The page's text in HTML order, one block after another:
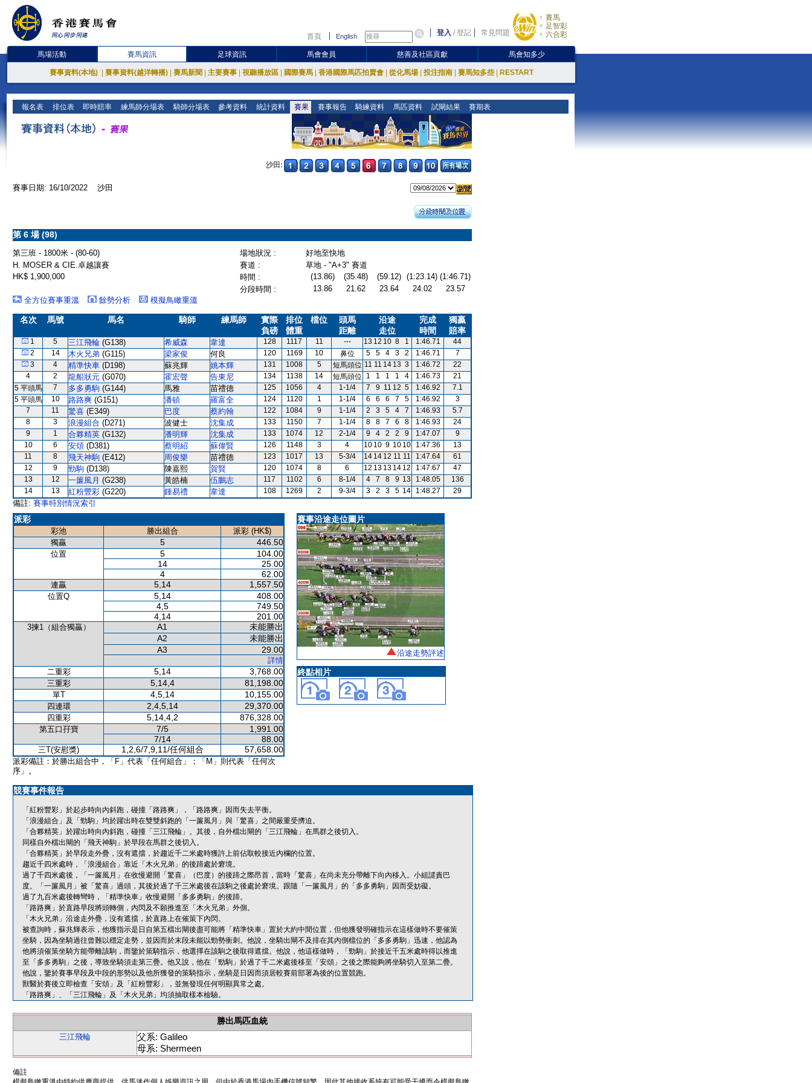
首頁 English 登入 /登記 常見問題
賽馬
足智彩
六合彩
馬場活動 賽馬資訊 足球資訊 馬會會員 慈善及社區貢獻 馬會知多少
賽事資料(本地) 賽事資料(越洋轉播) 賽馬新聞 主要賽事 視聽播放區 國際賽馬 香港國際馬匹拍賣會 從化馬場 投注指南 賽馬知多些 RESTART
報名表 排位表 即時賠率 練馬師分場表 騎師分場表 參考資料 統計資料 賽果 賽事報告 騎練資料 馬匹資料 試閘結果 賽期表
沙田:
賽事日期: 16/10/2022 沙田
第 6 場 (98)
第三班 - 1800米 - (80-60) 場地狀況 :
好地至快地
H. MOSER & CIE.卓越讓賽
賽道 :
草地 - "A+3" 賽道
HK$ 1,900,000
時間 : (13.86) (35.48) (59.12) (1:23.14) (1:46.71)
分段時間 :
13.86 21.62 23.64 24.02
23.57
全方位賽事重溫
餘勢分析 模擬鳥瞰重溫
名次 馬號 馬名 騎師 練馬師
實際
負磅
排位
體重
檔位
頭馬
距離
沿途
走位
完成
時間
獨贏
賠率
1 5 三江飛輪 (G138) 希威森 韋達 128 1117 11 --- 13 12 10 8 1 1:46.71
44
2
14 木火兄弟 (G115) 梁家俊 何良 120 1169 10 鼻位 5 5 4 3 2 1:46.71
7
3
4 精準快車 (D198) 蘇兆輝 姚本輝 131 1008 5 短馬頭位 11 11 14 13 3 1:46.72
22
4
2 龍船狀元 (G070) 霍宏聲 告東尼 134 1138 14 短馬頭位 1 1 1 1 4 1:46.73
21
5 平頭馬
7 多多勇駒 (G144) 馬雅 苗禮德 125 1056 4 1-1/4 7 9 11 12 5 1:46.92
7.1
5 平頭馬
10 路路爽 (G151) 潘頓 羅富全 124 1120 1 1-1/4 6 6 6 7 5 1:46.92
3
7
11 驚喜 (E349) 巴度 蔡約翰 122 1084 9 1-1/4 2 3 5 4 7 1:46.93
5.7
8
3 浪漫組合 (D271) 波健士 沈集成 133 1150 7 1-1/4 8 8 7 6 8 1:46.93
24
9
1 合夥精英 (G132) 潘明輝 沈集成 133 1074 12 2-1/4 9 4 2 2 9 1:47.07
9
10
6 安頌 (D381) 蔡明紹 蘇偉賢 126 1148 3 4 10 10 9 10 10 1:47.36
13
11
8 飛天神駒 (E412) 周俊樂 苗禮德 123 1017 13 5-3/4 14 14 12 11 11 1:47.64
61
12
9 勁駒 (D138) 陳嘉熙 賀賢 120 1074 8 6 12 13 13 14 12 1:47.67
47
13
12 一簾風月 (G238) 黃皓楠 伍鵬志 117 1102 6 8-1/4 4 7 8 9 13 1:48.05
136
14
13 紅粉豐彩 (G220) 鍾易禮 韋達 108 1269 2 9-3/4 3 2 3 5 14 1:48.27 29
備註: 賽事特別情況索引
派彩
彩池 勝出組合
派彩 (HK$)
獨贏
5 446.50
位置 5
104.00
14
25.00
4
62.00
連贏 5,14 1,557.50
位置Q 5,14
408.00
4,5
749.50
4,14
201.00
3揀1（組合獨贏） A1
未能勝出
A2
未能勝出
A3
29.00
詳情
二重彩
5,14 3,768.00
三重彩 5,14,4 81,198.00
單T 4,5,14 10,155.00
四連環 2,4,5,14 29,370.00
四重彩 5,14,4,2 876,328.00
第五口孖寶 7/5
1,991.00
7/14
88.00
三T(安慰獎) 1,2,6/7,9,11/任何組合 57,658.00
派彩備註：於勝出組合中，「F」代表「任何組合」；「M」則代表「任何次
序」。
賽事沿途走位圖片
沿途走勢評述
終點相片
競賽事件報告
「紅粉豐彩」於起步時向內斜跑，碰撞「路路爽」，「路路爽」因而失去平衡。
「浪漫組合」及「勁駒」均於躍出時在雙雙斜跑的「一簾風月」與「驚喜」之間嚴重受擠迫。
「合夥精英」於躍出時向內斜跑，碰撞「三江飛輪」。其後，自外檔出閘的「三江飛輪」在馬群之後切入。
同樣自外檔出閘的「飛天神駒」於早段在馬群之後切入。
「合夥精英」於早段走外疊，沒有遮擋，於趨近千二米處時獲許上前佔取較接近內欄的位置。
趨近千四米處時，「浪漫組合」靠近「木火兄弟」的後蹄處於窘境。
過了千四米處後，「一簾風月」在收慢避開「驚喜」（巴度）的後蹄之際昂首，當時「驚喜」在尚未充分帶離下向內移入。小組譴責巴
度。「一簾風月」被「驚喜」過頭，其後於過了千三米處後在該駒之後處於窘境。跟隨「一簾風月」的「多多勇駒」因而受妨礙。
過了九百米處後轉彎時，「精準快車」收慢避開「多多勇駒」的後蹄。
「路路爽」於直路早段將頭轉側，內閃及不願推進至「木火兄弟」外側。
「木火兄弟」沿途走外疊，沒有遮擋，於直路上在催策下內閃。
被查詢時，蘇兆輝表示，他獲指示是日自第五檔出閘後盡可能將「精準快車」置於大約中間位置，但他獲發明確指示在這樣做時不要催策
坐騎，因為坐騎過往曾難以穩定走勢，並因而於末段未能以勁勢衝刺。他說，坐騎出閘不及排在其內側檔位的「多多勇駒」迅速，他認為
他將須催策坐騎方能帶離該駒，而鑒於策騎指示，他選擇在該駒之後取得遮擋。他說，他這樣做時，「勁駒」於接近千五米處時得以推進
至「多多勇駒」之後，導致坐騎須走第三疊。他又說，他在「勁駒」於過了千二米處後移至「安頌」之後之際能夠將坐騎切入至第二疊。
他說，鑒於賽事早段及中段的形勢以及他所獲發的策騎指示，坐騎是日因而須居較賽前部署為後的位置競跑。
獸醫於賽後立即檢查「安頌」及「紅粉豐彩」，並無發現任何明顯異常之處。
「路路爽」、「三江飛輪」及「木火兄弟」均須抽取樣本檢驗。
勝出馬匹血統
三江飛輪
父系: Galileo
母系: Shermeen
備註